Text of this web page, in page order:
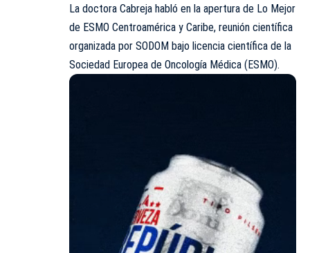
La doctora Cabreja habló en la apertura de Lo Mejor
de ESMO Centroamérica y Caribe, reunión científica
organizada por SODOM bajo licencia científica de la
Sociedad Europea de Oncología Médica (ESMO).